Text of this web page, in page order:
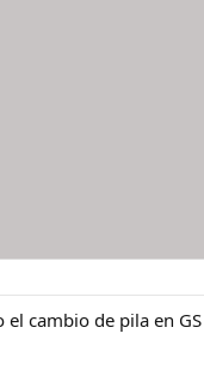
cambio de pila en GS